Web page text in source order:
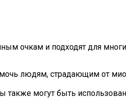
очкам и подходят для
людям, страдающим от
также могут быть